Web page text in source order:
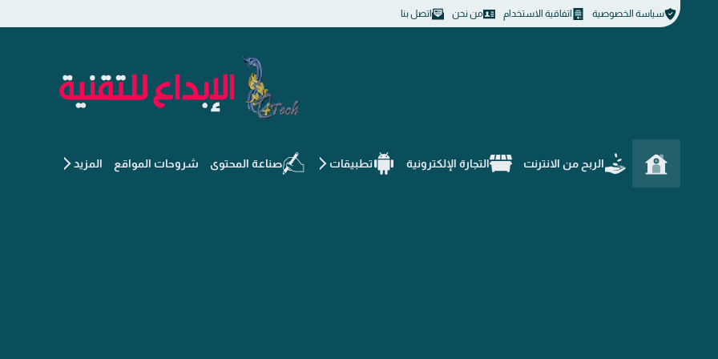
سياسة الخصوصية اتفاقية الاستخدام من نحن اتصل بنا
الإبداع للتقنية - جديد
الربح من الانترنت التجارة الإلكترونية تطبيقات صناعة المحتوى شروحات المواقع المزيد